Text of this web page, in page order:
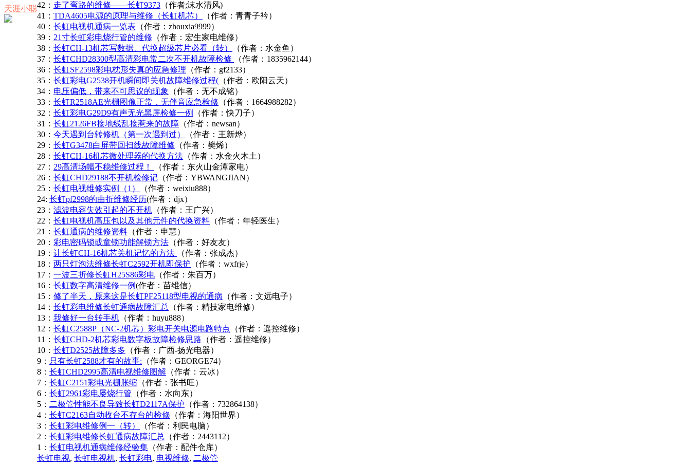
天涯小聪42： 走了弯路的维修——长虹9373 （作者;沫水清风)
41： TDA4605电源的原理与维修（长虹机芯）
（作者：青青子衿）
40： 长虹电视机通病一览表 （作者：zhouxia9999）
39： 21寸长虹彩电烧行管的维修 （作者：宏生家电维修）
38： 长虹CH-13机芯写数据、代换超级芯片必看（转）
（作者：水金鱼）
37： 长虹CHD28300型高清彩电常二次不开机故障检修
（作者：1835962144）
36： 长虹SF2598彩电枕形失真的应急修理 （作者：gf2133）
35： 长虹彩电G2538开机瞬间即关机故障维修过程( （作者：欧阳云天）
34： 电压偏低，带来不可思议的现象
（作者：无不成铭）
33： 长虹R2518AE光栅图像正常，无伴音应急检修 （作者：1664988282）
32： 长虹彩电G29D9有声无光黑屏检修一例
（作者：快刀子）
31： 长虹2126FB接地线乱接惹来的故障 （作者：newsan）
30： 今天遇到台转修机（第一次遇到过）
（作者：王新烨）
29： 长虹G3478白屏带回扫线故障维修 （作者：樊烯）
28： 长虹CH-16机芯微处理器的代换方法 （作者：水金火木土）
27： 29高清场幅不稳维修过程！
（作者：东火山金潭家电）
26： 长虹CHD29188不开机检修记 （作者：YBWANGJIAN）
25： 长虹电视维修实例（1）
（作者：weixiu888）
24: 长虹pf2998的曲折维修经历(作者：djx）
23： 滤波电容失效引起的不开机 （作者：王广兴）
22： 长虹电视机高压包以及其他元件的代换资料 （作者：年轻医生）
21： 长虹通病的维修资料 （作者：申慧）
20： 彩电密码锁或童锁功能解锁方法 （作者：好友友）
19： 让长虹CH-16机芯关机记忆的方法
（作者：张成杰）
18： 两只灯泡法维修长虹C2592开机即保护 （作者：wxfrje）
17： 一波三折修长虹H25S86彩电 （作者：朱百万）
16： 长虹数字高清维修一例(作者：苗维信）
15： 修了半天，原来这是长虹PF25118型电视的通病 （作者：文远电子）
14： 长虹彩电维修长虹通病故障汇总
（作者：精技家电维修）
13： 我修好一台转手机 （作者：huyu888）
12： 长虹C2588P（NC-2机芯）彩电开关电源电路特点 （作者：遥控维修）
11： 长虹CHD-2机芯彩电数字板故障检修思路 （作者：遥控维修）
10： 长虹D2525故障多多 （作者：广西-扬光电器）
9： 只有长虹2588才有的故事: （作者：GEORGE74）
8： 长虹CHD2995高清电视维修图解 （作者：云冰）
7： 长虹C2151彩电光栅胀缩 （作者：张书旺）
6： 长虹2961彩电屡烧行管 （作者：水向东）
5： 二极管性能不良导致长虹D2117A保护 （作者：732864138）
4： 长虹C2163自动收台不存台的检修 （作者：海阳世界）
3： 长虹彩电维修例一（转）
（作者：利民电脑）
2： 长虹彩电维修长虹通病故障汇总
（作者：2443112）
1： 长虹电视机通病维修经验集 （作者：配件仓库）
长虹电视, 长虹电视机, 长虹彩电, 电视维修, 二极管